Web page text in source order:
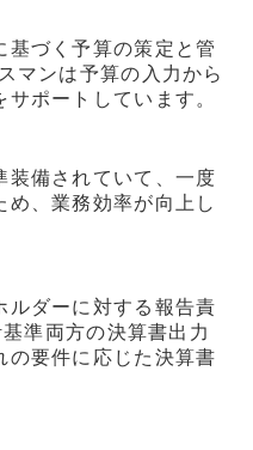
基づく予算の策定と管
マンは予算の入力から
ポートしています。
装備されていて、一度
め、業務効率が向上し
ルダーに対する報告責
準両方の決算書出力
の要件に応じた決算書